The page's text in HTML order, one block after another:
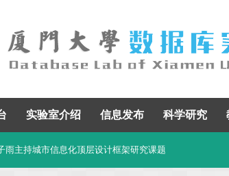
实验室介绍 信息发布 科学研究
雨主持城市信息化顶层设计框架研究课题